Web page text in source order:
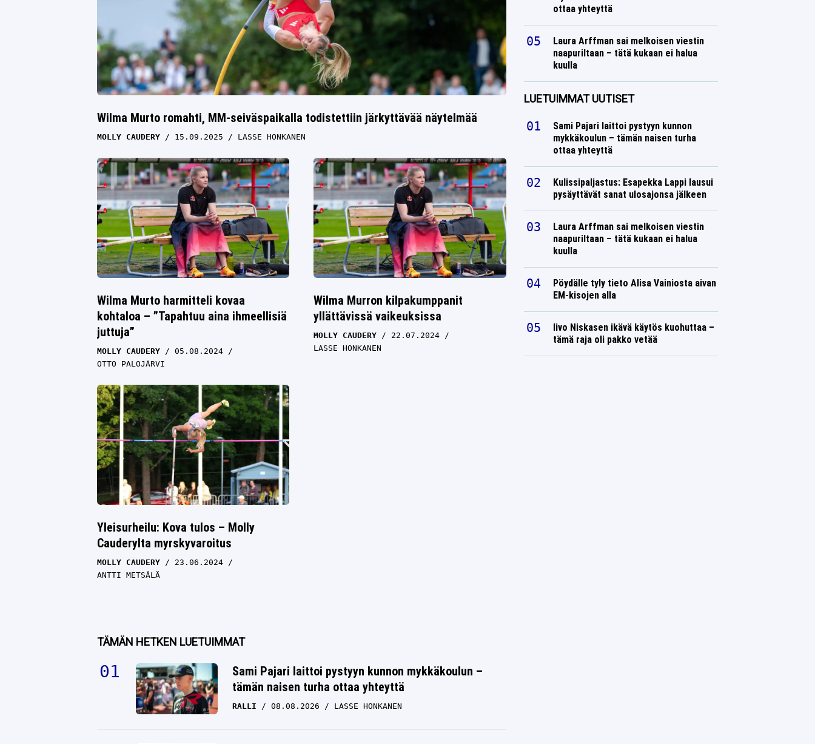
Wilma Murto romahti, MM-seiväspaikalla todistettiin järkyttävää näytelmää
MOLLY CAUDERY 15.09.2025 LASSE HONKANEN
Wilma Murto harmitteli kovaa
kohtaloa – ”Tapahtuu aina ihmeellisiä
juttuja”
MOLLY CAUDERY
05.08.2024
OTTO PALOJÄRVI
Wilma Murron kilpakumppanit
yllättävissä vaikeuksissa
MOLLY CAUDERY
22.07.2024
LASSE HONKANEN
Yleisurheilu: Kova tulos – Molly
Cauderylta myrskyvaroitus
MOLLY CAUDERY
23.06.2024
ANTTI METSÄLÄ
TÄMÄN HETKEN LUETUIMMAT
Sami Pajari laittoi pystyyn kunnon mykkäkoulun –
tämän naisen turha ottaa yhteyttä
RALLI 08.08.2026 LASSE HONKANEN
ottaa yhteyttä
Laura Arffman sai melkoisen viestin
naapuriltaan – tätä kukaan ei halua
kuulla
LUETUIMMAT UUTISET
Sami Pajari laittoi pystyyn kunnon
mykkäkoulun – tämän naisen turha
ottaa yhteyttä
Kulissipaljastus: Esapekka Lappi lausui
pysäyttävät sanat ulosajonsa jälkeen
Laura Arffman sai melkoisen viestin
naapuriltaan – tätä kukaan ei halua
kuulla
Pöydälle tyly tieto Alisa Vainiosta aivan
EM-kisojen alla
Iivo Niskasen ikävä käytös kuohuttaa –
tämä raja oli pakko vetää